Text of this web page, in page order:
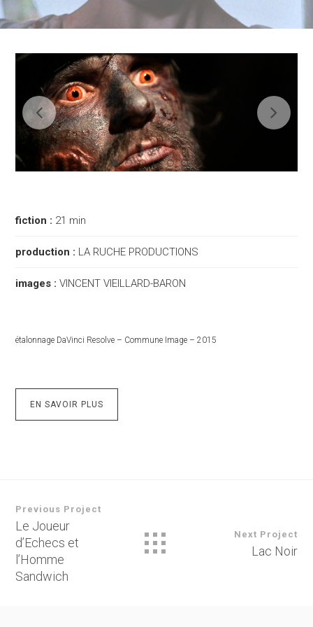
fiction : 21 min
production : LA RUCHE PRODUCTIONS
images :VINCENT VIEILLARD-BARON
étalonnage DaVinci Resolve – Commune Image – 2015
EN SAVOIR PLUS
Previous Project
Le Joueur
d’Echecs et
l’Homme
Sandwich
Next Project
Lac Noir